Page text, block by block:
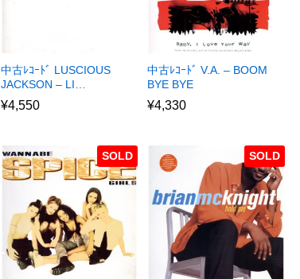
中古ﾚｺｰﾄﾞ LUSCIOUS
JACKSON – LI…
¥4,550
中古ﾚｺｰﾄﾞ V.A. – BOOM
BYE BYE
¥4,330
SOLD SOLD